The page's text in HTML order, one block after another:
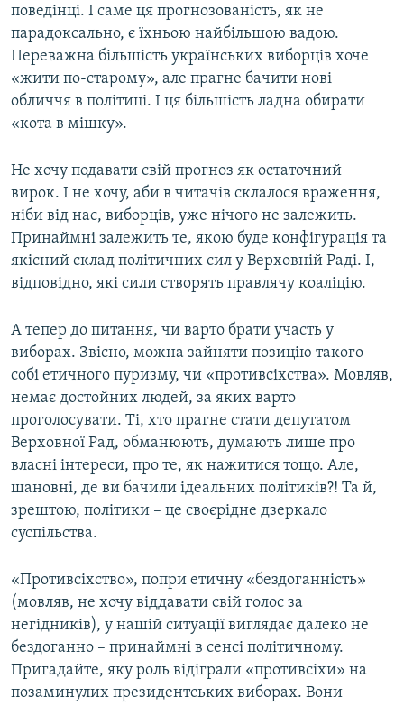
поведінці. І саме ця прогнозованість, як не
парадоксально, є їхньою найбільшою вадою.
Переважна більшість українських виборців хоче
«жити по-старому», але прагне бачити нові
обличчя в політиці. І ця більшість ладна обирати
«кота в мішку».
Не хочу подавати свій прогноз як остаточний
вирок. І не хочу, аби в читачів склалося враження,
ніби від нас, виборців, уже нічого не залежить.
Принаймні залежить те, якою буде конфігурація та
якісний склад політичних сил у Верховній Раді. І,
відповідно, які сили створять правлячу коаліцію.
А тепер до питання, чи варто брати участь у
виборах. Звісно, можна зайняти позицію такого
собі етичного пуризму, чи «противсіхства». Мовляв,
немає достойних людей, за яких варто
проголосувати. Ті, хто прагне стати депутатом
Верховної Рад, обманюють, думають лише про
власні інтереси, про те, як нажитися тощо. Але,
шановні, де ви бачили ідеальних політиків?! Та й,
зрештою, політики – це своєрідне дзеркало
суспільства.
«Противсіхство», попри етичну «бездоганність»
(мовляв, не хочу віддавати свій голос за
негідників), у нашій ситуації виглядає далеко не
бездоганно – принаймні в сенсі політичному.
Пригадайте, яку роль відіграли «противсіхи» на
позаминулих президентських виборах. Вони